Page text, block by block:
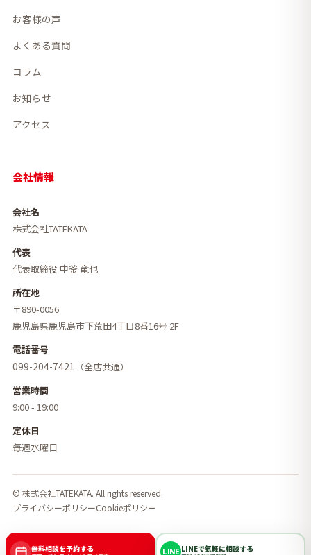
お客様の声
よくある質問
コラム
お知らせ
アクセス
会社情報
会社名
株式会社TATEKATA
代表
代表取締役 中釜 竜也
所在地
〒890-0056
鹿児島県鹿児島市下荒田4丁目8番16号 2F
電話番号
099-204-7421
（全店共通）
営業時間
9:00 - 19:00
定休日
毎週水曜日
© 株式会社TATEKATA. All rights reserved.
プライバシーポリシーCookieポリシー
無料相談を予約する LINE LINEで気軽に相談する